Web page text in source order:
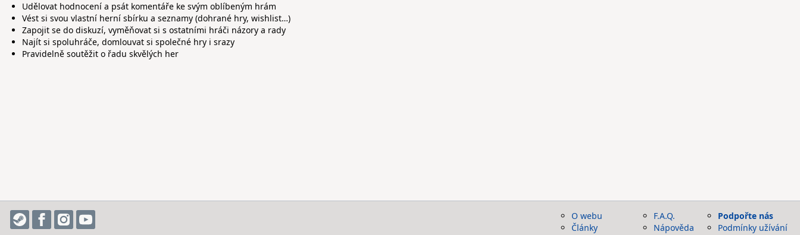
Udělovat hodnocení a psát komentáře ke svým oblíbeným hrám
Vést si svou vlastní herní sbírku a seznamy (dohrané hry, wishlist…)
Zapojit se do diskuzí, vyměňovat si s ostatními hráči názory a rady
Najít si spoluhráče, domlouvat si společné hry i srazy
Pravidelně soutěžit o řadu skvělých her
O webu
Články
F.A.Q.
Nápověda
Podpořte nás
Podmínky užívání